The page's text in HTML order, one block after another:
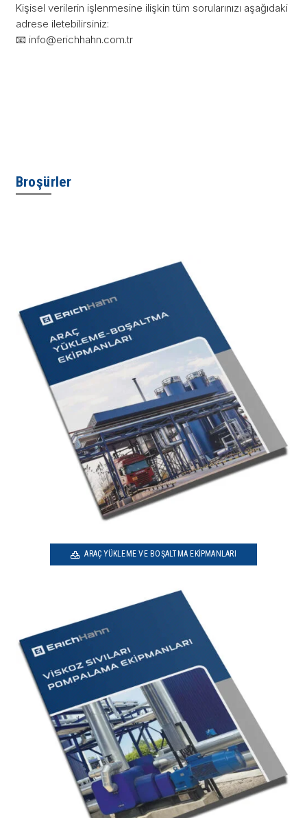
Kişisel verilerin işlenmesine ilişkin tüm sorularınızı aşağıdaki
adrese iletebilirsiniz:
📧 info@erichhahn.com.tr
Broşürler
ARAÇ YÜKLEME VE BOŞALTMA EKIPMANLARI